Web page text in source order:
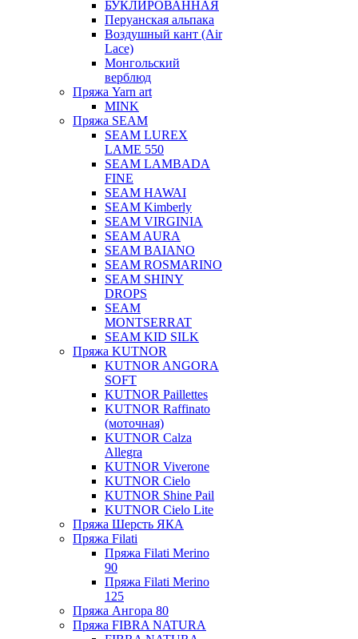
БУКЛИРОВАННАЯ
Перуанская альпака
Воздушный кант (Air
Lace)
Монгольский
верблюд
Пряжа Yarn art
MINK
Пряжа SEAM
SEAM LUREX
LAME 550
SEAM LAMBADA
FINE
SEAM HAWAI
SEAM Kimberly
SEAM VIRGINIA
SEAM AURA
SEAM BAIANO
SEAM ROSMARINO
SEAM SHINY
DROPS
SEAM
MONTSERRAT
SEAM KID SILK
Пряжа KUTNOR
KUTNOR ANGORA
SOFT
KUTNOR Paillettes
KUTNOR Raffinato
(моточная)
KUTNOR Calza
Allegra
KUTNOR Viverone
KUTNOR Cielo
KUTNOR Shine Pail
KUTNOR Cielo Lite
Пряжа Шерсть ЯКА
Пряжа Filati
Пряжа Filati Merino
90
Пряжа Filati Merino
125
Пряжа Ангора 80
Пряжа FIBRA NATURA